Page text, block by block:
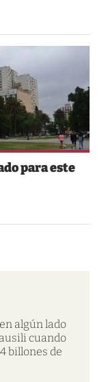
para este
algún lado
cuando
billones de